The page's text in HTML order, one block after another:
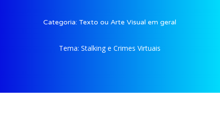
Categoria:Texto ou Arte Visual em geral
Tema:Stalking e Crimes Virtuais